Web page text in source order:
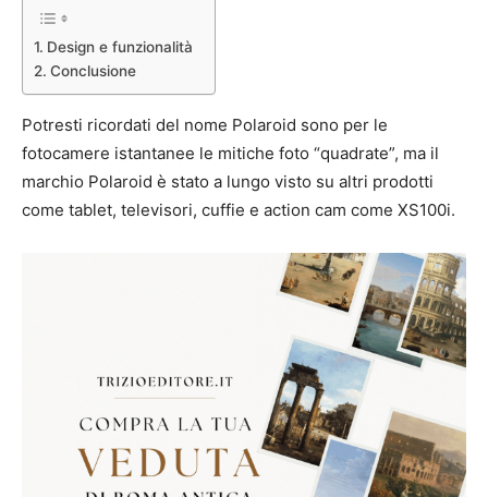
Design e funzionalità
Conclusione
Potresti ricordati del nome Polaroid sono per le
fotocamere istantanee le mitiche foto “quadrate”, ma il
marchio Polaroid è stato a lungo visto su altri prodotti
come tablet, televisori, cuffie e action cam come XS100i.